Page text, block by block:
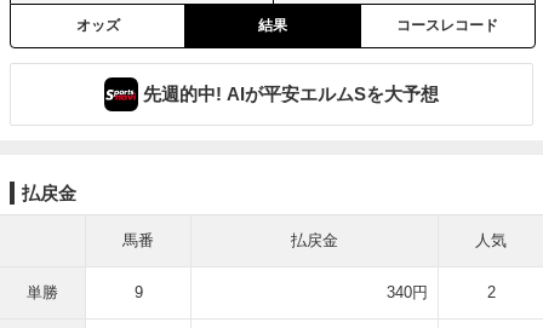
オッズ 結果 コースレコード
先週的中! AIが平安エルムSを大予想
払戻金
馬番 払戻金 人気
単勝 9 340円 2